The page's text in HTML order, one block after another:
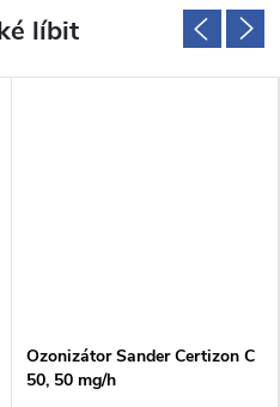
Ozonizátor Sander Certizon C
50, 50 mg/h